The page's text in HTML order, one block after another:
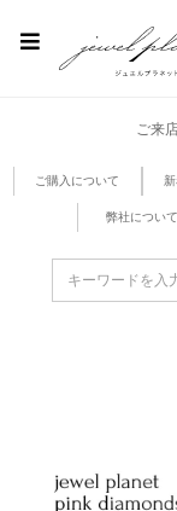
ご来
ご購入について
弊社について